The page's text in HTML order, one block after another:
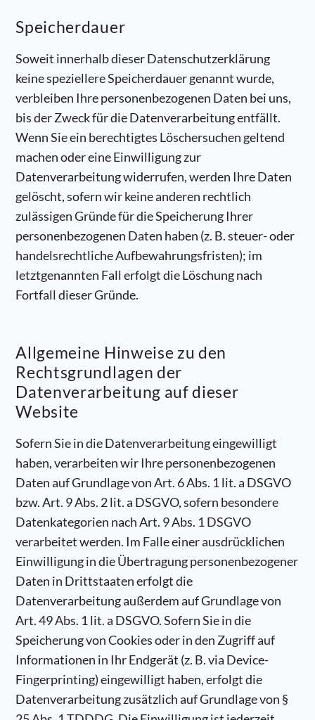
Speicherdauer
Soweit innerhalb dieser Datenschutzerklärung
keine speziellere Speicherdauer genannt wurde,
verbleiben Ihre personenbezogenen Daten bei uns,
bis der Zweck für die Datenverarbeitung entfällt.
Wenn Sie ein berechtigtes Löschersuchen geltend
machen oder eine Einwilligung zur
Datenverarbeitung widerrufen, werden Ihre Daten
gelöscht, sofern wir keine anderen rechtlich
zulässigen Gründe für die Speicherung Ihrer
personenbezogenen Daten haben (z. B. steuer- oder
handelsrechtliche Aufbewahrungsfristen); im
letztgenannten Fall erfolgt die Löschung nach
Fortfall dieser Gründe.
Allgemeine Hinweise zu den
Rechtsgrundlagen der
Datenverarbeitung auf dieser
Website
Sofern Sie in die Datenverarbeitung eingewilligt
haben, verarbeiten wir Ihre personenbezogenen
Daten auf Grundlage von Art. 6 Abs. 1 lit. a DSGVO
bzw. Art. 9 Abs. 2 lit. a DSGVO, sofern besondere
Datenkategorien nach Art. 9 Abs. 1 DSGVO
verarbeitet werden. Im Falle einer ausdrücklichen
Einwilligung in die Übertragung personenbezogener
Daten in Drittstaaten erfolgt die
Datenverarbeitung außerdem auf Grundlage von
Art. 49 Abs. 1 lit. a DSGVO. Sofern Sie in die
Speicherung von Cookies oder in den Zugriff auf
Informationen in Ihr Endgerät (z. B. via Device-
Fingerprinting) eingewilligt haben, erfolgt die
Datenverarbeitung zusätzlich auf Grundlage von §